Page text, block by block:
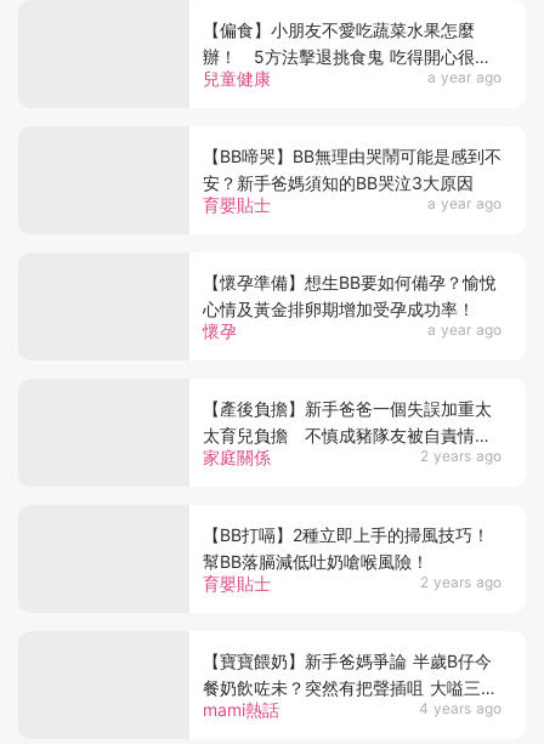
兒童健康 a year ago
【偏食】小朋友不愛吃蔬菜水果怎麼
辦！ 5方法擊退挑食鬼 吃得開心很重
要！
育嬰貼士 a year ago
【BB啼哭】BB無理由哭鬧可能是感到不
安？新手爸媽須知的BB哭泣3大原因
懷孕 a year ago
【懷孕準備】想生BB要如何備孕？愉悅
心情及黃金排卵期增加受孕成功率！
家庭關係 2 years ago
【產後負擔】新手爸爸一個失誤加重太
太育兒負擔 不慎成豬隊友被自責情緒
壓跨
育嬰貼士 2 years ago
【BB打嗝】2種立即上手的掃風技巧！
幫BB落膈減低吐奶嗆喉風險！
mami熱話 4 years ago
【寶寶餵奶】新手爸媽爭論 半歲B仔今
餐奶飲咗未？突然有把聲插咀 大嗌三個
字令人吃驚